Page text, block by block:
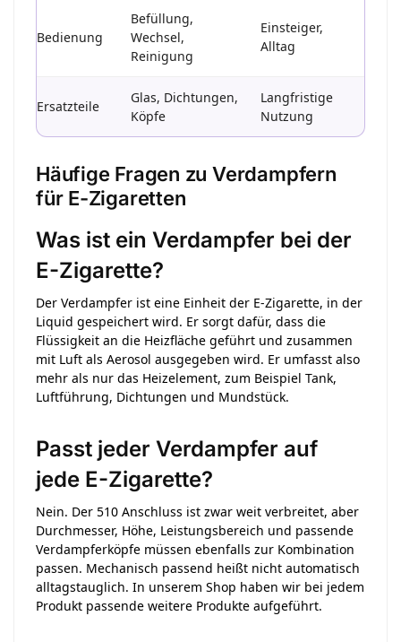
Bedienung
Befüllung,
Wechsel,
Reinigung
Einsteiger,
Alltag
Ersatzteile
Glas, Dichtungen,
Köpfe
Langfristige
Nutzung
Häufige Fragen zu Verdampfern
für E-Zigaretten
Was ist ein Verdampfer bei der
E-Zigarette?
Der Verdampfer ist eine Einheit der E-Zigarette, in der
Liquid gespeichert wird. Er sorgt dafür, dass die
Flüssigkeit an die Heizfläche geführt und zusammen
mit Luft als Aerosol ausgegeben wird. Er umfasst also
mehr als nur das Heizelement, zum Beispiel Tank,
Luftführung, Dichtungen und Mundstück.
Passt jeder Verdampfer auf
jede E-Zigarette?
Nein. Der 510 Anschluss ist zwar weit verbreitet, aber
Durchmesser, Höhe, Leistungsbereich und passende
Verdampferköpfe müssen ebenfalls zur Kombination
passen. Mechanisch passend heißt nicht automatisch
alltagstauglich. In unserem Shop haben wir bei jedem
Produkt passende weitere Produkte aufgeführt.